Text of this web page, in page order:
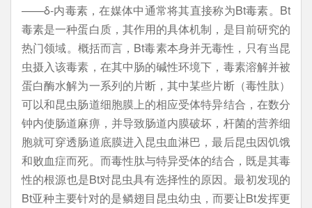
——δ-内毒素，在媒体中通常将其直接称为Bt毒素。Bt
毒素是一种蛋白质，其作用的具体机制，是目前研究的
热门领域。概括而言，Bt毒素本身并无毒性，只有当昆
虫摄入该毒素，在其中肠的碱性环境下，毒素溶解并被
蛋白酶水解为一系列的片断，其中某些片断（毒性肽）
可以和昆虫肠道细胞膜上的相应受体特异结合，在数分
钟内使肠道麻痹，并导致肠道内膜破坏，杆菌的营养细
胞就可穿透肠道底膜进入昆虫血淋巴，最后昆虫因饥饿
和败血症而死。而毒性肽与特异受体的结合，既是其毒
性的根源也是Bt对昆虫具有选择性的原因。最初发现的
Bt亚种主要针对的是鳞翅目昆虫幼虫，而要让Bt发挥更